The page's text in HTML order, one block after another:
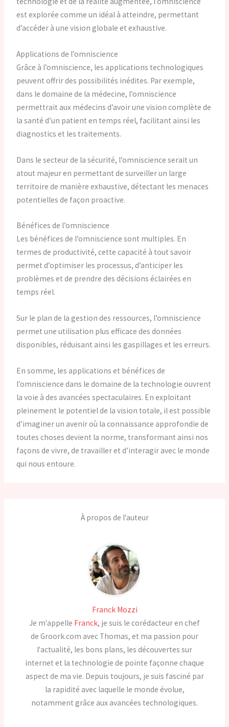
est explorée comme un idéal à atteindre, permettant
d’accéder à une vision globale et exhaustive.
Applications de l’omniscience
Grâce à l’omniscience, les applications technologiques
peuvent offrir des possibilités inédites. Par exemple,
dans le domaine de la médecine, l’omniscience
permettrait aux médecins d’avoir une vision complète de
la santé d’un patient en temps réel, facilitant ainsi les
diagnostics et les traitements.
Dans le secteur de la sécurité, l’omniscience serait un
atout majeur en permettant de surveiller un large
territoire de manière exhaustive, détectant les menaces
potentielles de façon proactive.
Bénéfices de l’omniscience
Les bénéfices de l’omniscience sont multiples. En
termes de productivité, cette capacité à tout savoir
permet d’optimiser les processus, d’anticiper les
problèmes et de prendre des décisions éclairées en
temps réel.
Sur le plan de la gestion des ressources, l’omniscience
permet une utilisation plus efficace des données
disponibles, réduisant ainsi les gaspillages et les erreurs.
En somme, les applications et bénéfices de
l’omniscience dans le domaine de la technologie ouvrent
la voie à des avancées spectaculaires. En exploitant
pleinement le potentiel de la vision totale, il est possible
d’imaginer un avenir où la connaissance approfondie de
toutes choses devient la norme, transformant ainsi nos
façons de vivre, de travailler et d’interagir avec le monde
qui nous entoure.
À propos de l'auteur
Franck Mozzi
Je m'appelle Franck, je suis le corédacteur en chef
de Groork.com avec Thomas, et ma passion pour
l'actualité, les bons plans, les découvertes sur
internet et la technologie de pointe façonne chaque
aspect de ma vie. Depuis toujours, je suis fasciné par
la rapidité avec laquelle le monde évolue,
notamment grâce aux avancées technologiques.